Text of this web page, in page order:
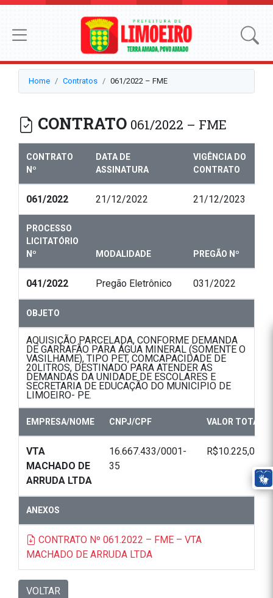
Home Contratos 061/2022 – FME
CONTRATO 061/2022 – FME
CONTRATO
Nº
DATA DE
ASSINATURA
VIGÊNCIA DO
CONTRATO
061/2022 21/12/2022 21/12/2023
PROCESSO
LICITATÓRIO
Nº
MODALIDADE PREGÃO Nº
041/2022 Pregão Eletrônico 031/2022
OBJETO
AQUISIÇÃO PARCELADA, CONFORME DEMANDA
DE GARRAFÃO PARA ÁGUA MINERAL (SOMENTE O
VASILHAME), TIPO PET, COMCAPACIDADE DE
20LITROS, DESTINADO PARA ATENDER AS
DEMANDAS DA UNIDADE DE ESCOLARES E
SECRETARIA DE EDUCAÇÃO DO MUNICIPIO DE
LIMOEIRO- PE.
EMPRESA/NOME CNPJ/CPF VALOR TOTAL
VTA
MACHADO DE
ARRUDA LTDA
16.667.433/0001-
35
R$10.225,00
ANEXOS
CONTRATO Nº 061.2022 – FME – VTA
MACHADO DE ARRUDA LTDA
VOLTAR